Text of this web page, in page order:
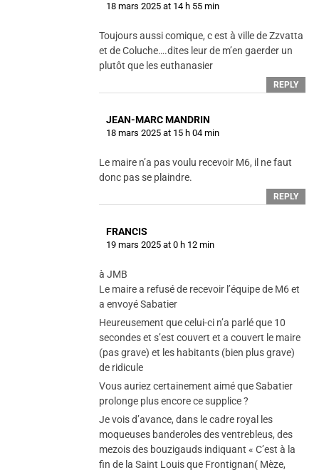
18 mars 2025 at 14 h 55 min
Toujours aussi comique, c est à ville de Zzvatta
et de Coluche….dites leur de m’en gaerder un
plutôt que les euthanasier
REPLY
JEAN-MARC MANDRIN
18 mars 2025 at 15 h 04 min
Le maire n’a pas voulu recevoir M6, il ne faut
donc pas se plaindre.
REPLY
FRANCIS
19 mars 2025 at 0 h 12 min
à JMB
Le maire a refusé de recevoir l’équipe de M6 et
a envoyé Sabatier
Heureusement que celui-ci n’a parlé que 10
secondes et s’est couvert et a couvert le maire
(pas grave) et les habitants (bien plus grave)
de ridicule
Vous auriez certainement aimé que Sabatier
prolonge plus encore ce supplice ?
Je vois d’avance, dans le cadre royal les
moqueuses banderoles des ventrebleus, des
mezois des bouzigauds indiquant « C’est à la
fin de la Saint Louis que Frontignan( Mèze,